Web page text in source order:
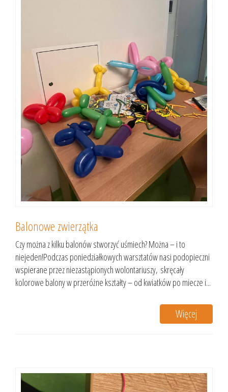
Balonowe zwierzątka
Czy można z kilku balonów stworzyć uśmiech? Można – i to
niejeden!Podczas poniedziałkowych warsztatów nasi podopieczni
wspierane przez niezastąpionych wolontariuszy, skręcały
kolorowe balony w przeróżne kształty – od kwiatków po miecze i...
Więcej